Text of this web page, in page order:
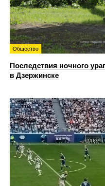
Общество
Последствия ночного
в Дзержинске